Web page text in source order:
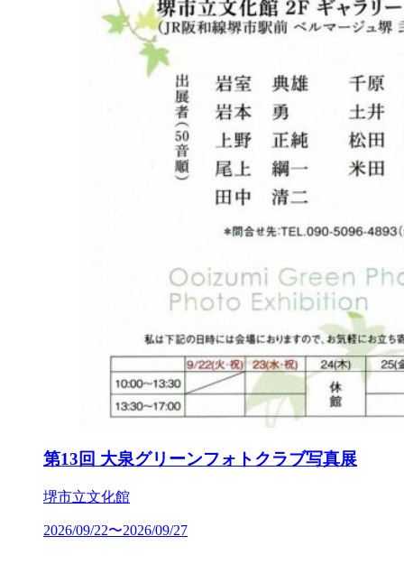
第13回 大泉グリーンフォトクラブ写真展
堺市立文化館
2026/09/22〜2026/09/27